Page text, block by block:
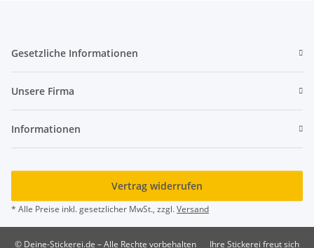
Gesetzliche Informationen
Unsere Firma
Informationen
Vertrag widerrufen
* Alle Preise inkl. gesetzlicher MwSt., zzgl.Versand
© Deine-Stickerei.de – Alle Rechte vorbehalten
Ihre Stickerei freut sich